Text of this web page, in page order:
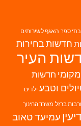
בתי ספר האגף לשירותים
חדשות בחירות
העיר
חדשות
וטבע ילדים
ברזל משרד החינוך
עמיעד טאוב